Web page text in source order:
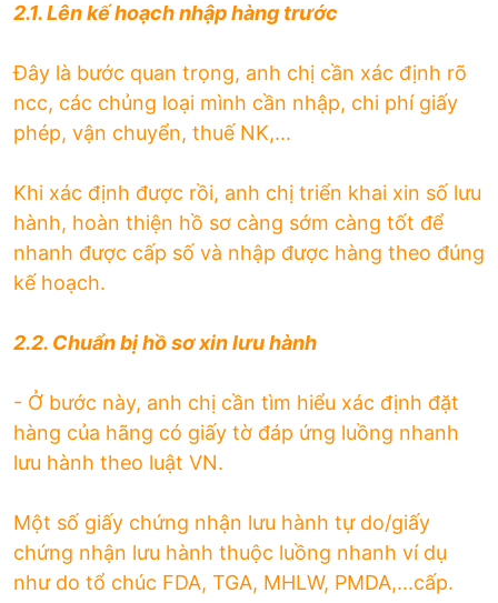
2.1. Lên kế hoạch nhập hàng trước
Đây là bước quan trọng, anh chị cần xác định rõ
ncc, các chủng loại mình cần nhập, chi phí giấy
phép, vận chuyển, thuế NK,...
Khi xác định được rồi, anh chị triển khai xin số lưu
hành, hoàn thiện hồ sơ càng sớm càng tốt để
nhanh được cấp số và nhập được hàng theo đúng
kế hoạch.
2.2. Chuẩn bị hồ sơ xin lưu hành
- Ở bước này, anh chị cần tìm hiểu xác định đặt
hàng của hãng có giấy tờ đáp ứng luồng nhanh
lưu hành theo luật VN.
Một số giấy chứng nhận lưu hành tự do/giấy
chứng nhận lưu hành thuộc luồng nhanh ví dụ
như do tổ chúc FDA, TGA, MHLW, PMDA,...cấp.